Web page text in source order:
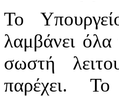
Το
λαμβάνει όλα
σωστή
παρέχει.